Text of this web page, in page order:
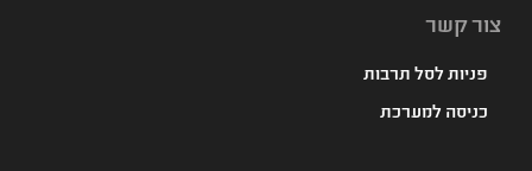
צור קשר
פניות לסל תרבות
כניסה למערכת